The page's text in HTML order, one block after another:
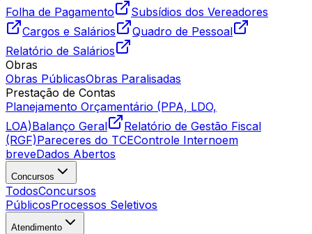
Folha de Pagamento
Subsídios dos Vereadores
Cargos e Salários
Quadro de Pessoal
Relatório de Salários
Obras
Obras PúblicasObras Paralisadas
Prestação de Contas
Planejamento Orçamentário (PPA, LDO,
LOA)Balanço Geral
Relatório de Gestão Fiscal
(RGF)Pareceres do TCEControle Internoem
breveDados Abertos
Concursos
TodosConcursos
PúblicosProcessos Seletivos
Atendimento